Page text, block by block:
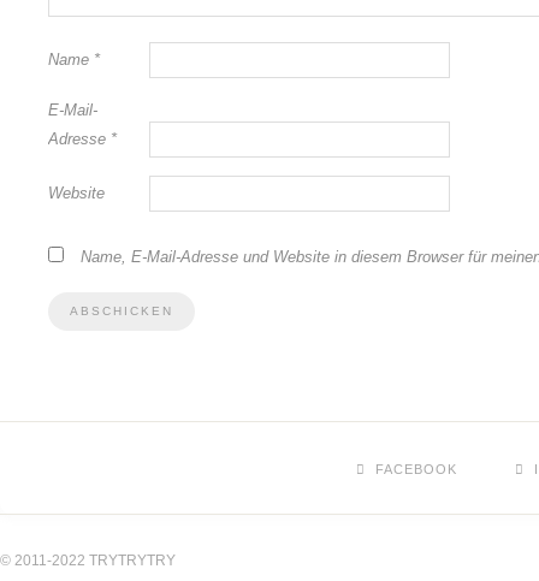
Name *
E-Mail-
Adresse *
Website
Name, E-Mail-Adresse und Website in diesem Browser für
FACEBOOK
© 2011-2022 TRYTRYTRY